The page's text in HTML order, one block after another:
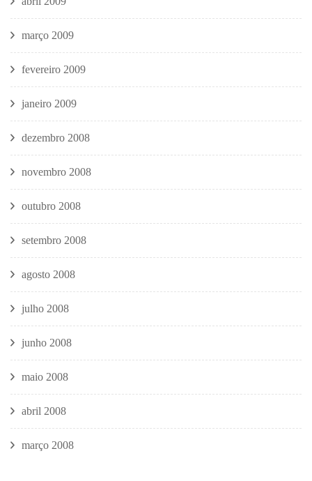
março 2009
fevereiro 2009
janeiro 2009
dezembro 2008
novembro 2008
outubro 2008
setembro 2008
agosto 2008
julho 2008
junho 2008
maio 2008
abril 2008
março 2008